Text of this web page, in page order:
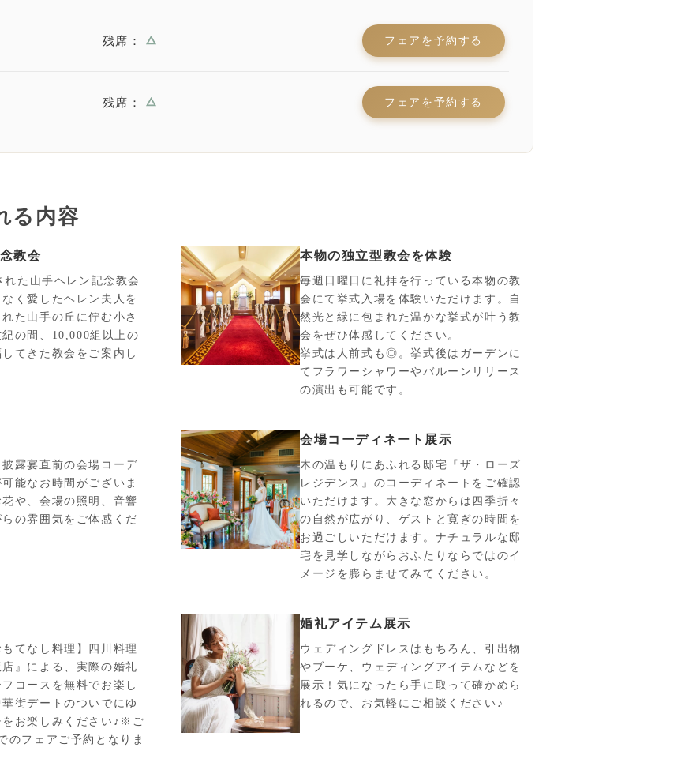
残席： フェアを予約する
残席： フェアを予約する
る内容
教会
れた山手ヘレン記念教会
く愛したヘレン夫人を
た山手の丘に佇む小さ
の間、10,000組以上の
てきた教会をご案内し
本物の独立型教会を体験
毎週日曜日に礼拝を行っている本物の教
会にて挙式入場を体験いただけます。自
然光と緑に包まれた温かな挙式が叶う教
会をぜひ体感してください。
挙式は人前式も◎。挙式後はガーデンに
てフラワーシャワーやバルーンリリース
の演出も可能です。
露宴直前の会場コーデ
能なお時間がございま
や、会場の照明、音響
の雰囲気をご体感くだ
会場コーディネート展示
木の温もりにあふれる邸宅『ザ・ローズ
レジデンス』のコーディネートをご確認
いただけます。大きな窓からは四季折々
の自然が広がり、ゲストと寛ぎの時間を
お過ごしいただけます。ナチュラルな邸
宅を見学しながらおふたりならではのイ
メージを膨らませてみてください。
もてなし料理】四川料理
』による、実際の婚礼
コースを無料でお楽し
街デートのついでにゆ
をお楽しみください♪※ご
のフェアご予約となりま
婚礼アイテム展示
ウェディングドレスはもちろん、引出物
やブーケ、ウェディングアイテムなどを
展示！気になったら手に取って確かめら
れるので、お気軽にご相談ください♪